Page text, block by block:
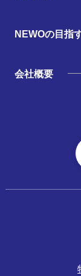
NEWOの目指
会社概要